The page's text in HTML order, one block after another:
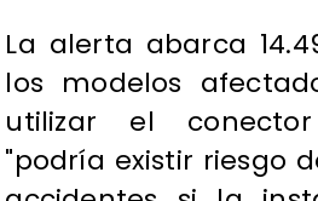
La alerta abarca
los modelos
utilizar el conector
"podría existir riesgo